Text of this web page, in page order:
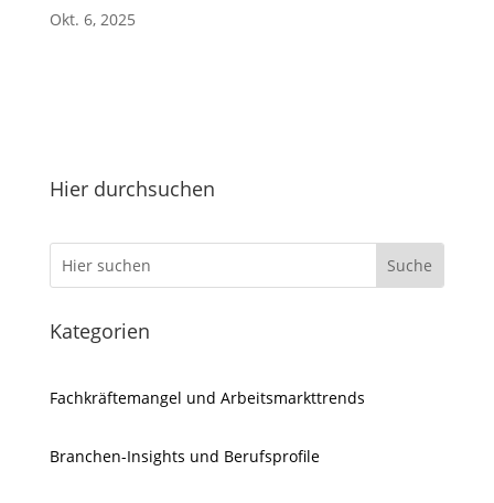
Okt. 6, 2025
Hier durchsuchen
Kategorien
Fachkräftemangel und Arbeitsmarkttrends
Branchen-Insights und Berufsprofile